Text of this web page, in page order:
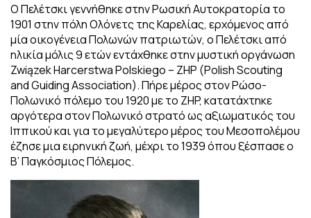
Ο Πελέτσκι γεννήθηκε στην Ρωσική Αυτοκρατορία το
1901 στην πόλη Ολόνετς της Καρελίας, ερχόμενος από
μία οικογένεια Πολωνών πατριωτών, ο Πελέτσκι από
ηλικία μόλις 9 ετών εντάχθηκε στην μυστική οργάνωση
Związek Harcerstwa Polskiego – ZHP (Polish Scouting
and Guiding Association). Πήρε μέρος στον Ρώσο-
Πολωνικό πόλεμο του 1920 με το ZHP, κατατάχτηκε
αργότερα στον Πολωνικό στρατό ως αξιωματικός του
Ιππικού και για το μεγαλύτερο μέρος του Μεσοπολέμου
έζησε μια ειρηνική ζωή, μέχρι το 1939 όπου ξέσπασε ο
Β’ Παγκόσμιος Πόλεμος.